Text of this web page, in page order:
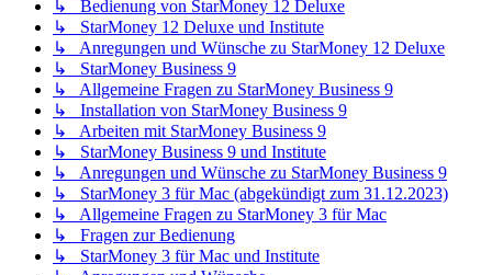
↳ Bedienung von StarMoney 12 Deluxe
↳ StarMoney 12 Deluxe und Institute
↳ Anregungen und Wünsche zu StarMoney 12 Deluxe
↳ StarMoney Business 9
↳ Allgemeine Fragen zu StarMoney Business 9
↳ Installation von StarMoney Business 9
↳ Arbeiten mit StarMoney Business 9
↳ StarMoney Business 9 und Institute
↳ Anregungen und Wünsche zu StarMoney Business 9
↳ StarMoney 3 für Mac (abgekündigt zum 31.12.2023)
↳ Allgemeine Fragen zu StarMoney 3 für Mac
↳ Fragen zur Bedienung
↳ StarMoney 3 für Mac und Institute